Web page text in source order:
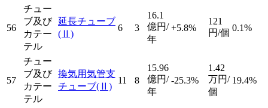
56
チュー
ブ及び
カテー
テル
延長チューブ
(Ⅱ)
6 3
16.1
億円/
年
+5.8%
121
円/個 0.1%
57
チュー
ブ及び
カテー
テル
換気用気管支
チューブ(Ⅱ)
11 8
15.96
億円/
年
-25.3%
1.42
万円/
個
19.4%